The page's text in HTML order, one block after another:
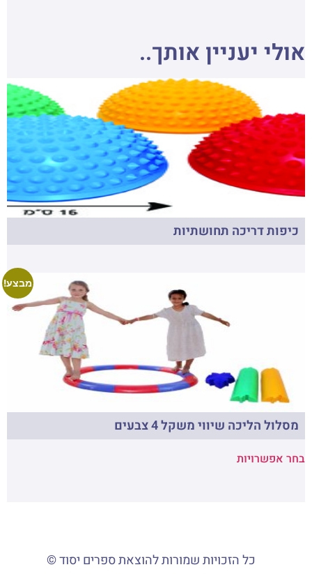
אולי יעניין אותך..
כיפות דריכה תחושתיות
מבצע!
מסלול הליכה שיווי משקל 4 צבעים
בחר אפשרויות
כל הזכויות שמורות להוצאת ספרים יסוד ©